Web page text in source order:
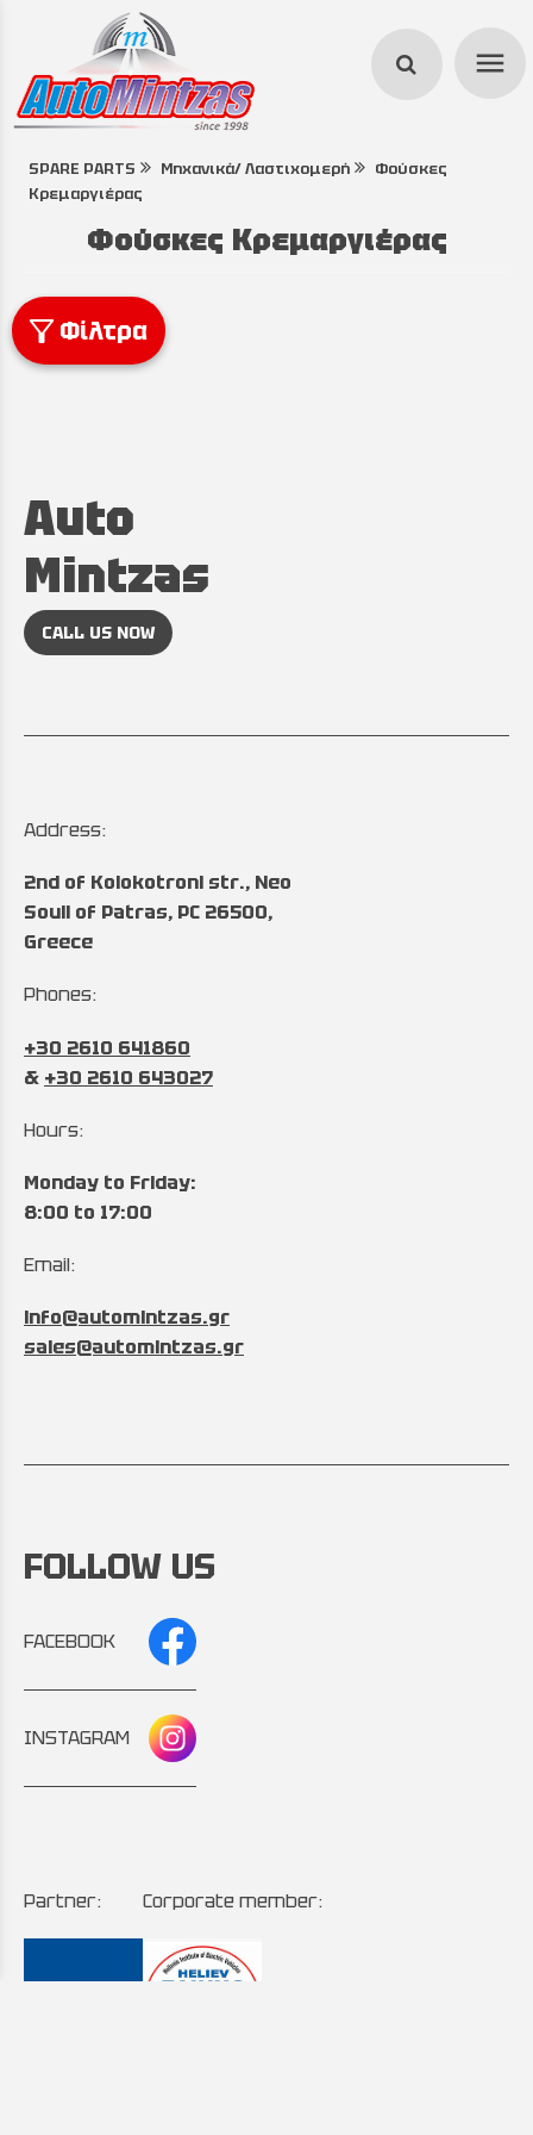
menu
search
SPARE PARTS Μηχανικά/ Λαστιχομερή
Φούσκες
Κρεμαργιέρας
Φούσκες Κρεμαργιέρας
Φίλτρα
Auto
Mintzas
CALL US NOW
Address:
2nd of Kolokotroni str., Neo
Souli of Patras, PC 26500,
Greece
Phones:
+30 2610 641860
& +30 2610 643027
Hours:
Monday to Friday:
8:00 to 17:00
Email:
info@automintzas.gr
sales@automintzas.gr
FOLLOW US
FACEBOOK
INSTAGRAM
Partner: Corporate member: